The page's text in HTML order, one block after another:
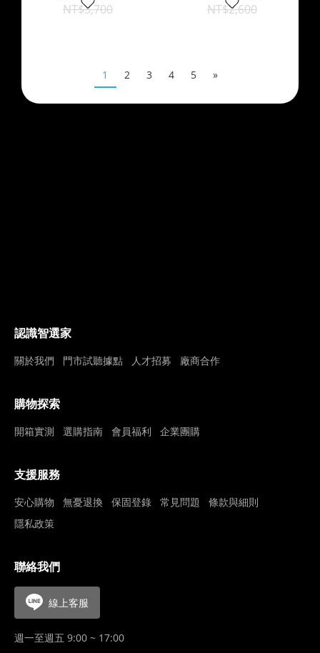
NT$3,700
NT$2,600
1 2 3 4 5 »
認識智選家
關於我們 門市試聽據點 人才招募 廠商合作
購物探索
開箱實測 選購指南 會員福利 企業團購
支援服務
安心購物 無憂退換 保固登錄 常見問題
條款與細則
隱私政策
聯絡我們
線上客服
週一至週五 9:00 ~ 17:00